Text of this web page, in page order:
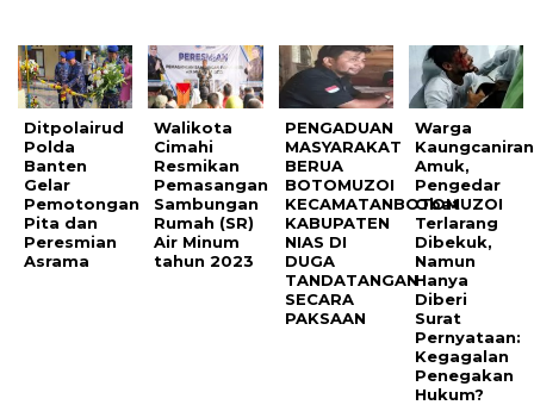
Ditpolairud
Polda
Banten
Gelar
Pemotongan
Pita dan
Peresmian
Asrama
Walikota
Cimahi
Resmikan
Pemasangan
Sambungan
Rumah (SR)
Air Minum
tahun 2023
PENGADUAN
MASYARAKAT
BERUA
BOTOMUZOI
KECAMATANBOTOMUZOI
KABUPATEN
NIAS DI
DUGA
TANDATANGAN
SECARA
PAKSAAN
Warga
Kaungcaniran
Amuk,
Pengedar
Obat
Terlarang
Dibekuk,
Namun
Hanya
Diberi
Surat
Pernyataan:
Kegagalan
Penegakan
Hukum?